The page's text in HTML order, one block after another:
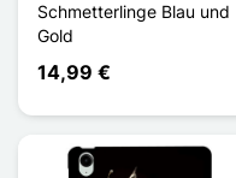
Schmetterlinge Blau und
Gold
14,99 €